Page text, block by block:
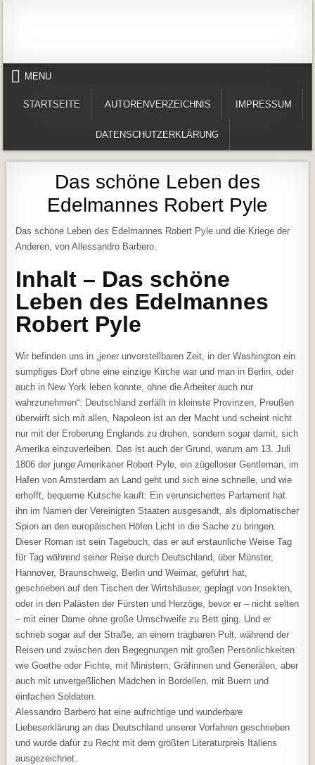
MENU
STARTSEITE AUTORENVERZEICHNIS IMPRESSUM
DATENSCHUTZERKLÄRUNG
Das schöne Leben des
Edelmannes Robert Pyle
Das schöne Leben des Edelmannes Robert Pyle und die Kriege der
Anderen, von Allessandro Barbero.
Inhalt – Das schöne
Leben des Edelmannes
Robert Pyle
Wir befinden uns in „jener unvorstellbaren Zeit, in der Washington ein
sumpfiges Dorf ohne eine einzige Kirche war und man in Berlin, oder
auch in New York leben konnte, ohne die Arbeiter auch nur
wahrzunehmen“: Deutschland zerfällt in kleinste Provinzen, Preußen
überwirft sich mit allen, Napoleon ist an der Macht und scheint nicht
nur mit der Eroberung Englands zu drohen, sondern sogar damit, sich
Amerika einzuverleiben. Das ist auch der Grund, warum am 13. Juli
1806 der junge Amerikaner Robert Pyle, ein zügelloser Gentleman, im
Hafen von Amsterdam an Land geht und sich eine schnelle, und wie
erhofft, bequeme Kutsche kauft: Ein verunsichertes Parlament hat
ihn im Namen der Vereinigten Staaten ausgesandt, als diplomatischer
Spion an den europäischen Höfen Licht in die Sache zu bringen.
Dieser Roman ist sein Tagebuch, das er auf erstaunliche Weise Tag
für Tag während seiner Reise durch Deutschland, über Münster,
Hannover, Braunschweig, Berlin und Weimar, geführt hat,
geschrieben auf den Tischen der Wirtshäuser, geplagt von Insekten,
oder in den Palästen der Fürsten und Herzöge, bevor er – nicht selten
– mit einer Dame ohne große Umschweife zu Bett ging. Und er
schrieb sogar auf der Straße, an einem tragbaren Pult, während der
Reisen und zwischen den Begegnungen mit großen Persönlichkeiten
wie Goethe oder Fichte, mit Ministern, Gräfinnen und Generälen, aber
auch mit unvergeßlichen Mädchen in Bordellen, mit Buern und
einfachen Soldaten.
Alessandro Barbero hat eine aufrichtige und wunderbare
Liebeserklärung an das Deutschland unserer Vorfahren geschrieben
und wurde dafür zu Recht mit dem größten Literaturpreis Italiens
ausgezeichnet.